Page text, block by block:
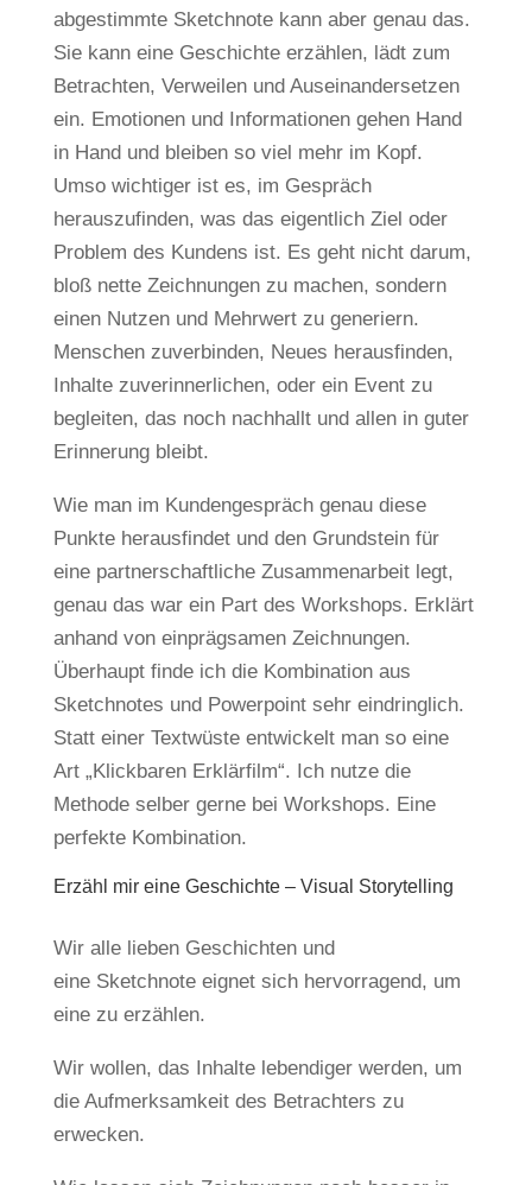
abgestimmte Sketchnote kann aber genau das.
Sie kann eine Geschichte erzählen, lädt zum
Betrachten, Verweilen und Auseinandersetzen
ein. Emotionen und Informationen gehen Hand
in Hand und bleiben so viel mehr im Kopf.
Umso wichtiger ist es, im Gespräch
herauszufinden, was das eigentlich Ziel oder
Problem des Kundens ist. Es geht nicht darum,
bloß nette Zeichnungen zu machen, sondern
einen Nutzen und Mehrwert zu generiern.
Menschen zuverbinden, Neues herausfinden,
Inhalte zuverinnerlichen, oder ein Event zu
begleiten, das noch nachhallt und allen in guter
Erinnerung bleibt.
Wie man im Kundengespräch genau diese
Punkte herausfindet und den Grundstein für
eine partnerschaftliche Zusammenarbeit legt,
genau das war ein Part des Workshops. Erklärt
anhand von einprägsamen Zeichnungen.
Überhaupt finde ich die Kombination aus
Sketchnotes und Powerpoint sehr eindringlich.
Statt einer Textwüste entwickelt man so eine
Art „Klickbaren Erklärfilm“. Ich nutze die
Methode selber gerne bei Workshops. Eine
perfekte Kombination.
Erzähl mir eine Geschichte – Visual Storytelling
Wir alle lieben Geschichten und
eine Sketchnote eignet sich hervorragend, um
eine zu erzählen.
Wir wollen, das Inhalte lebendiger werden, um
die Aufmerksamkeit des Betrachters zu
erwecken.